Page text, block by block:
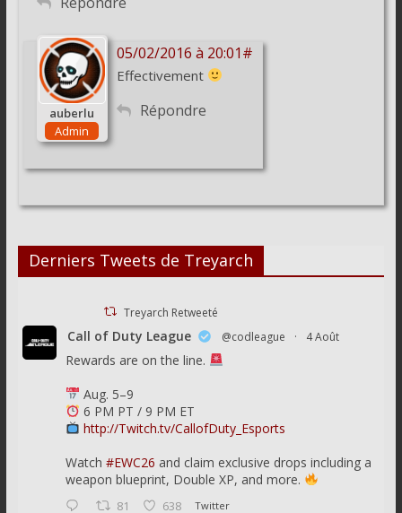
05/02/2016 à 20:01#
auberlu
Admin
Effectivement
Répondre
Derniers Tweets de Treyarch
Treyarch Retweeté
Call of Duty League @codleague · 4 Août
Rewards are on the line.
Aug. 5–9
6 PM PT / 9 PM ET
http://Twitch.tv/CallofDuty_Esports
Watch #EWC26 and claim exclusive drops including a
weapon blueprint, Double XP, and more.
81 638 Twitter